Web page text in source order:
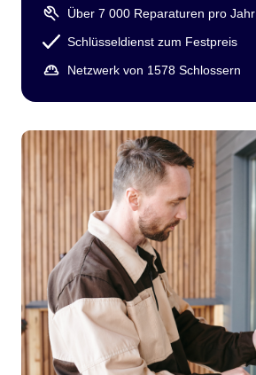
Über 7 000 Reparaturen pro Jahr
Schlüsseldienst zum Festpreis
Netzwerk von 1578 Schlossern